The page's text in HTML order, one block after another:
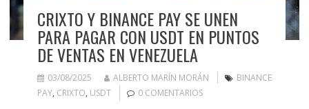
CRIXTO Y BINANCE PAY SE UNEN
PARA PAGAR CON USDT EN PUNTOS
DE VENTAS EN VENEZUELA
03/08/2025 ALBERTO MARÍN MORÁN
BINANCE
PAY, CRIXTO, USDT 0 COMENTARIOS